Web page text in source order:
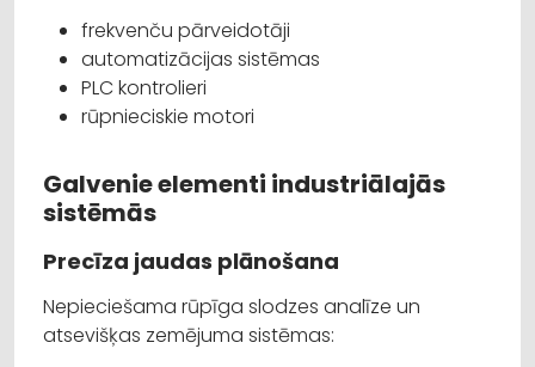
frekvenču pārveidotāji
automatizācijas sistēmas
PLC kontrolieri
rūpnieciskie motori
Galvenie elementi industriālajās
sistēmās
Precīza jaudas plānošana
Nepieciešama rūpīga slodzes analīze un
atsevišķas zemējuma sistēmas: